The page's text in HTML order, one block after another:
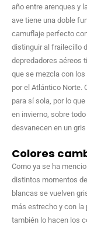
año entre arenques y
ave tiene una doble
camuflaje perfecto
distinguir al frailecillo
depredadores aéreos
que se mezcla con
por el Atlántico Norte.
para sí sola, por lo
en invierno, sobre
desvanecen en un gris
Colores
Como ya se ha
distintos momentos
blancas se vuelven
más estrecho y con la
también lo hacen los